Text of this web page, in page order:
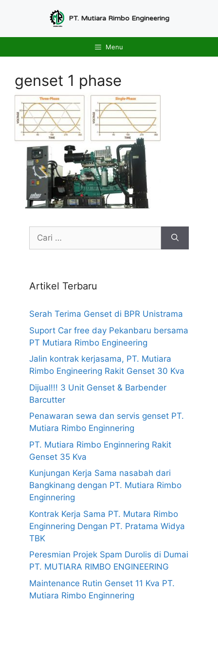
PT. Mutiara Rimbo Engineering
Menu
genset 1 phase
Cari
Artikel Terbaru
Serah Terima Genset di BPR Unistrama
Suport Car free day Pekanbaru bersama
PT Mutiara Rimbo Engineering
Jalin kontrak kerjasama, PT. Mutiara
Rimbo Engineering Rakit Genset 30 Kva
Dijual!!! 3 Unit Genset & Barbender
Barcutter
Penawaran sewa dan servis genset PT.
Mutiara Rimbo Enginnering
PT. Mutiara Rimbo Enginnering Rakit
Genset 35 Kva
Kunjungan Kerja Sama nasabah dari
Bangkinang dengan PT. Mutiara Rimbo
Enginnering
Kontrak Kerja Sama PT. Mutara Rimbo
Enginnering Dengan PT. Pratama Widya
TBK
Peresmian Projek Spam Durolis di Dumai
PT. MUTIARA RIMBO ENGINEERING
Maintenance Rutin Genset 11 Kva PT.
Mutiara Rimbo Enginnering